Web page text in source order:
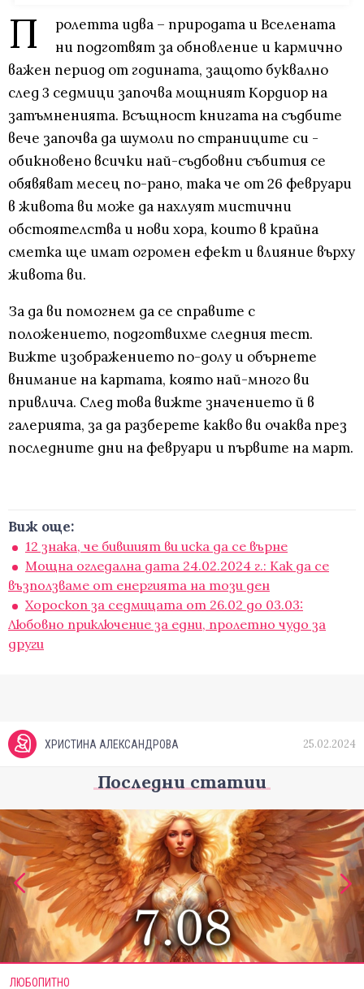
П
ролетта идва – природата и Вселената
ни подготвят за обновление и кармично
важен период от годината, защото буквално
след 3 седмици започва мощният Кордиор на
затъмненията. Всъщност книгата на съдбите
вече започва да шумоли по страниците си -
обикновено всички най-съдбовни събития се
обявяват месец по-рано, така че от 26 февруари
в живота ви може да нахлуят мистични
обстоятелства и нови хора, които в крайна
сметка ще имат огромен ефект и влияние върху
живота ви.
За да ви помогнем да се справите с
положението, подготвихме следния тест.
Вижте изображението по-долу и обърнете
внимание на картата, която най-много ви
привлича. След това вижте значението й в
галерията, за да разберете какво ви очаква през
последните дни на февруари и първите на март.
Виж още:
12 знака, че бившият ви иска да се върне
Мощна огледална дата 24.02.2024 г.: Как да се
възползваме от енергията на този ден
Хороскоп за седмицата от 26.02 до 03.03:
Любовно приключение за едни, пролетно чудо за
други
ХРИСТИНА АЛЕКСАНДРОВА 25.02.2024
Последни статии
ЛЮБОПИТНО